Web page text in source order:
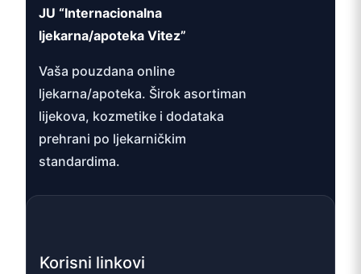
JU “Internacionalna
ljekarna/apoteka Vitez”
Vaša pouzdana online
ljekarna/apoteka. Širok asortiman
lijekova, kozmetike i dodataka
prehrani po ljekarničkim
standardima.
Korisni linkovi